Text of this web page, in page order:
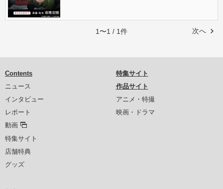
次へ
1〜1 / 1件
Contents
ニュース
インタビュー
レポート
動画
特集サイト
店舗特典
グッズ
特集サイト
作品サイト
アニメ・特撮
映画・ドラマ